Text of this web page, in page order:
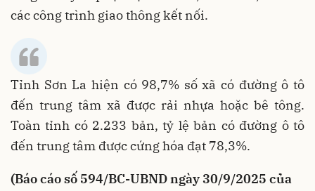
các công trình giao thông kết nối.
Tỉnh Sơn La hiện có 98,7% số xã có đường ô tô
đến trung tâm xã được rải nhựa hoặc bê tông.
Toàn tỉnh có 2.233 bản, tỷ lệ bản có đường ô tô
đến trung tâm được cứng hóa đạt 78,3%.
(Báo cáo số 594/BC-UBND ngày 30/9/2025 của